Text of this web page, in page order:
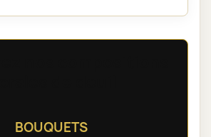
BOUQUETS